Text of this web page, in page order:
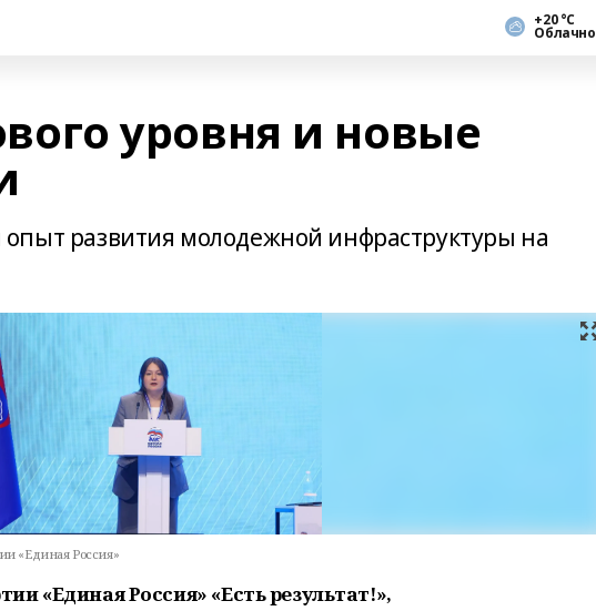
+20 °С
Облачно
уровня и новые
развития молодежной инфраструктуры на
«Единая Россия»
«Единая Россия» «Есть результат!»,